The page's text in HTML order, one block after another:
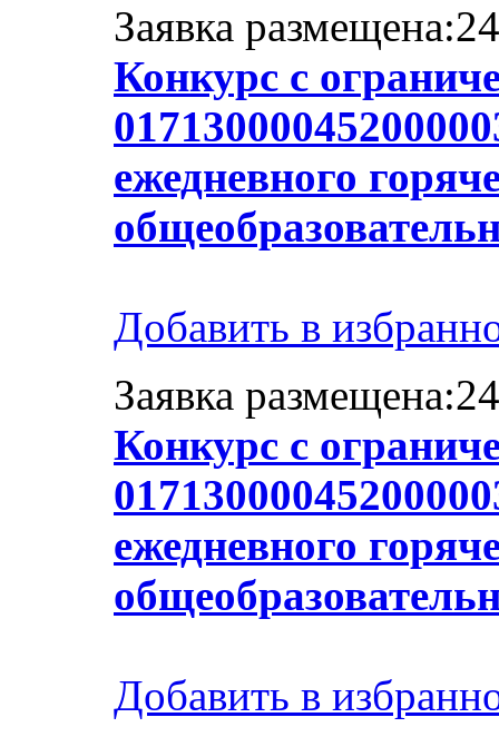
Заявка
Конкурс с
ежедневного
Добавить в
Заявка
Конкурс с
ежедневного
Добавить в